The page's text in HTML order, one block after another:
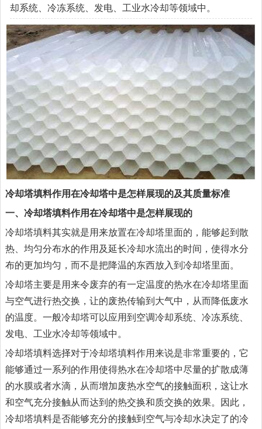
却系统、冷冻系统、发电、工业水冷却等领域中。
冷却塔填料作用在冷却塔中是怎样展现的及其质量标准
一、冷却塔填料作用在冷却塔中是怎样展现的
冷却塔填料其实就是用来放置在冷却塔里面的，能够起到散
热、均匀分布水的作用及延长冷却水流出的时间，使得水分
布的更加均匀，而不是把降温的东西放入到冷却塔里面。
冷却塔主要是用来令废弃的有一定温度的热水在冷却塔里面
与空气进行热交换，让的废热传输到大气中，从而降低废水
的温度。一般冷却塔可以应用到空调冷却系统、冷冻系统、
发电、工业水冷却等领域中。
冷却塔填料选择对于冷却塔填料作用来说是非常重要的，它
能够通过一系列的作用使得热水在冷却塔中尽量的扩散成薄
的水膜或者水滴，从而增加废热水空气的接触面积，这让水
和空气充分接触从而达到的热交换和质交换的效果。因此，
冷却塔填料是否能够充分的接触到空气与冷却水决定了的冷